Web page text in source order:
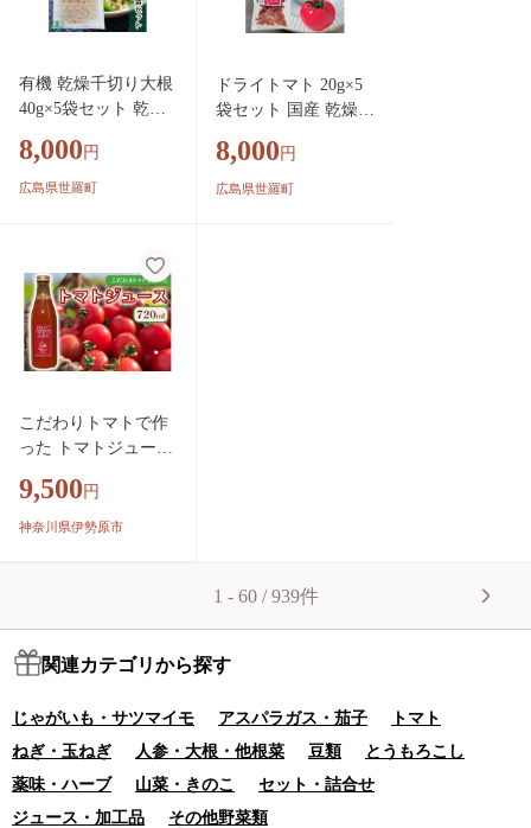
有機 乾燥千切り大根
40g×5袋セット 乾燥
噌汁 具 野菜 ダイエ
ット 食物繊維 マク
存 煮物 サラダ 国産
世羅 A047-07
8,000 円
広島県世羅町
ドライトマト 20g×5
袋セット 国産 乾燥ト
イエット パスタ スー
プ ピザ キャンプ ア
8,000 円
広島県世羅町
こだわりトマトで作
った トマトジュース
トマト プレゼント
贈り物 ギフト [1047]
9,500 円
神奈川県伊勢原市
1 - 60 / 939件
関連カテゴリから探す
じゃがいも・サツマイモ アスパラガス・茄子
トマト
ねぎ・玉ねぎ
人参・大根・他根菜 豆類
とうもろこし
薬味・ハーブ
山菜・きのこ
セット・詰合せ
ジュース・加工品
その他野菜類